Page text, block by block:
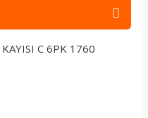
C 6PK 1760